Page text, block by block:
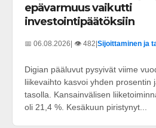
epävarmuus vaikutti
investointipäätöksiin
📅 06.08.2026 | 👁️ 482 Sijoittaminen ja
Digian pääluvut pysyivät viime
liikevaihto kasvoi yhden prosentin
tasolla. Kansainvälisen
oli 21,4 %. Kesäkuun piristynyt...